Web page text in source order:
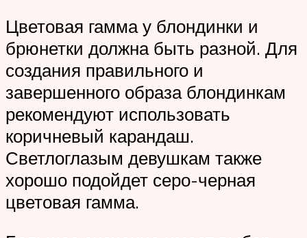
Цветовая гамма у блондинки и
брюнетки должна быть разной. Для
создания правильного и
завершенного образа блондинкам
рекомендуют использовать
коричневый карандаш.
Светлоглазым девушкам также
хорошо подойдет серо-черная
цветовая гамма.